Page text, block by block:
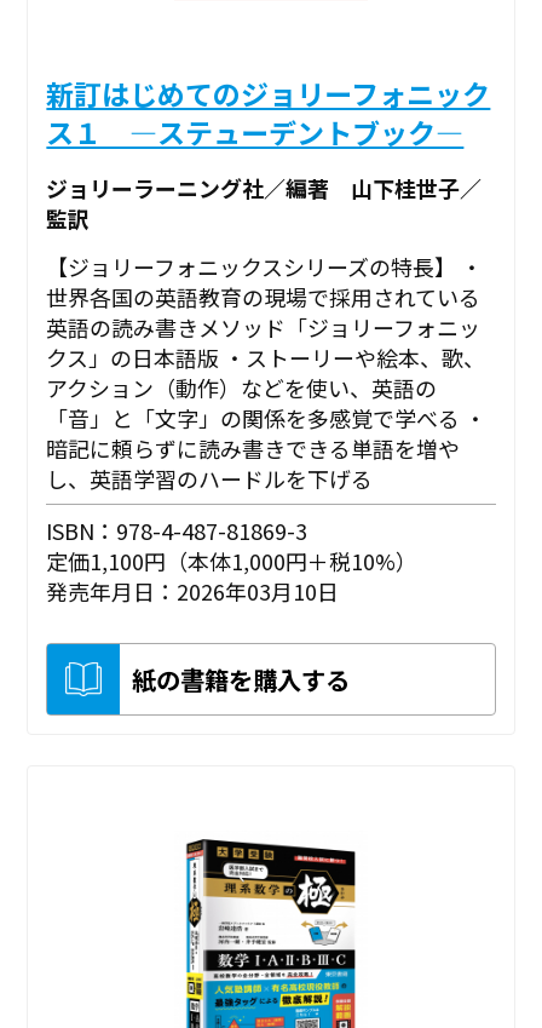
新訂はじめてのジョリーフォニック
ス１ ―ステューデントブック―
ジョリーラーニング社／編著 山下桂世子／
監訳
【ジョリーフォニックスシリーズの特長】 ・
世界各国の英語教育の現場で採用されている
英語の読み書きメソッド「ジョリーフォニッ
クス」の日本語版 ・ストーリーや絵本、歌、
アクション（動作）などを使い、英語の
「音」と「文字」の関係を多感覚で学べる ・
暗記に頼らずに読み書きできる単語を増や
し、英語学習のハードルを下げる
ISBN：978-4-487-81869-3
定価1,100円（本体1,000円＋税10%）
発売年月日：2026年03月10日
紙の書籍を購入する